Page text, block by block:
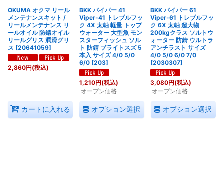
OKUMA オクマ リール
メンテナンスキット /
リールメンテナンス リ
ールオイル 防錆オイル
リールグリス 潤滑グリ
ス [20641059]
2,860円(税込)
カートに入れる
BKK バイパー 41
Viper-41 トレブルフッ
ク 4X 太軸 軽量 トップ
ウォーター 大型魚 モン
スターフィッシュ ソル
ト 防錆 ブライトスズ 5
本入 サイズ 4/0 5/0
6/0 [203]
1,210円(税込)
オープン価格
オプション選択
BKK バイパー 61
Viper-61 トレブルフッ
ク 6X 太軸 超大物
200kgクラス ソルトウ
ォーター 防錆 ウルトラ
アンチラスト サイズ
4/0 5/0 6/0 7/0
[2030307]
3,080円(税込)
オープン価格
オプション選択